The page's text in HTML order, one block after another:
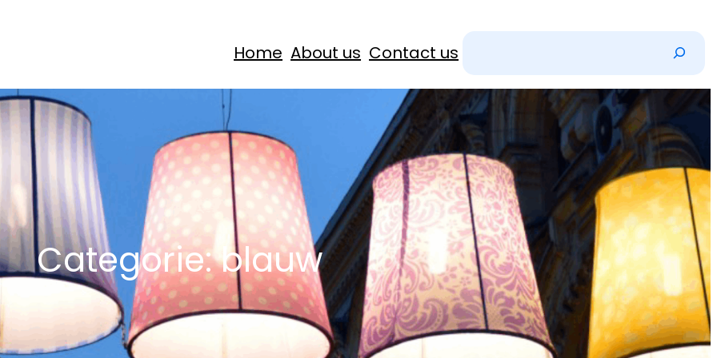
Home About us Contact us
e
k
e
n
Categorie:blauw